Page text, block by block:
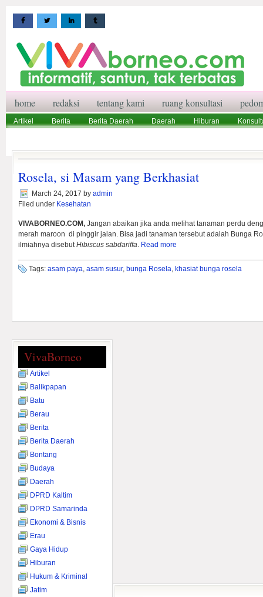
home redaksi tentang kami ruang konsultasi
Artikel Berita Berita Daerah Daerah Hiburan
Rosela, si Masam yang Berkhasiat
March 24, 2017 by admin
Filed under Kesehatan
VIVABORNEO.COM, Jangan abaikan jika anda melihat tanaman perdu
merah maroon di pinggir jalan. Bisa jadi tanaman tersebut adalah Bunga
ilmiahnya disebutHibiscus sabdariffa. Read more
Tags: asam paya, asam susur, bunga Rosela, khasiat bunga rosela
VivaBorneo
Artikel
Balikpapan
Batu
Berau
Berita
Berita Daerah
Bontang
Budaya
Daerah
DPRD Kaltim
DPRD Samarinda
Ekonomi & Bisnis
Erau
Gaya Hidup
Hiburan
Hukum & Kriminal
Jatim